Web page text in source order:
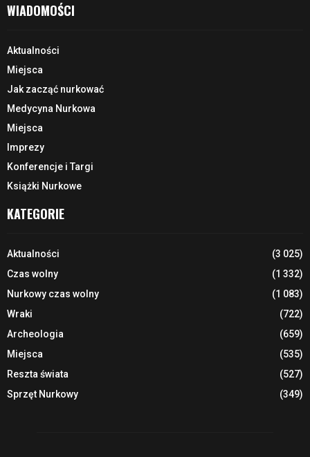
WIADOMOŚCI
Aktualności
Miejsca
Jak zacząć nurkować
Medycyna Nurkowa
Miejsca
Imprezy
Konferencje i Targi
Książki Nurkowe
KATEGORIE
Aktualności
(3 025)
Czas wolny
(1 332)
Nurkowy czas wolny
(1 083)
Wraki
(722)
Archeologia
(659)
Miejsca
(535)
Reszta świata
(527)
Sprzęt Nurkowy
(349)